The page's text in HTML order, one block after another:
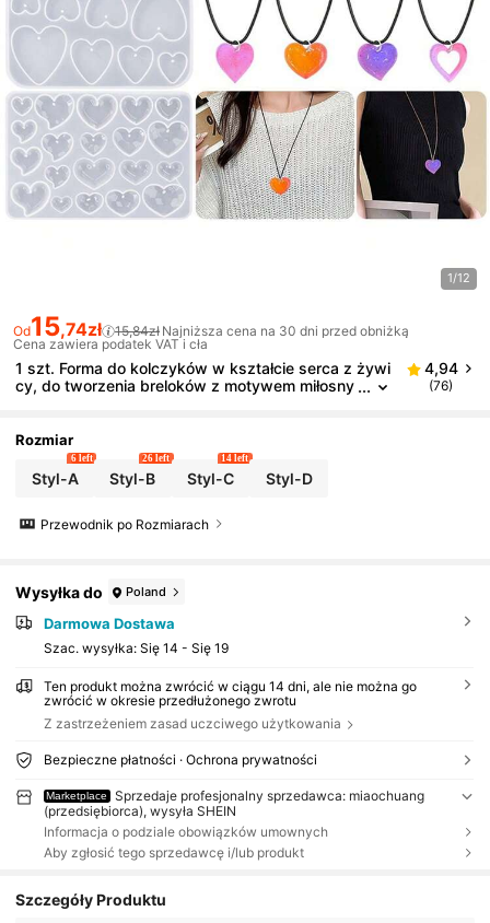
1/12
Od15,74zł 15,84zł Najniższa cena na 30 dni przed obniżką
Cena zawiera podatek VAT i cła
1 szt. Forma do kolczyków w kształcie serca z żywi
cy, do tworzenia breloków z motywem miłosny
eriał odpowiedni do kolczyków, naszyjników, wisior
ków i breloków
4,94
(76)
Rozmiar
Styl-A
6 left
Styl-B
26 left
Styl-C
14 left
Styl-D
Przewodnik po Rozmiarach
Wysyłka do Poland
Darmowa Dostawa
Szac. wysyłka: Się 14 - Się 19
Ten produkt można zwrócić w ciągu 14 dni, ale nie można go
zwrócić w okresie przedłużonego zwrotu
Z zastrzeżeniem zasad uczciwego użytkowania
Bezpieczne płatności · Ochrona prywatności
Marketplace
Sprzedaje profesjonalny sprzedawca: miaochuang
(przedsiębiorca), wysyła SHEIN
Informacja o podziale obowiązków umownych
Aby zgłosić tego sprzedawcę i/lub produkt
Szczegóły Produktu